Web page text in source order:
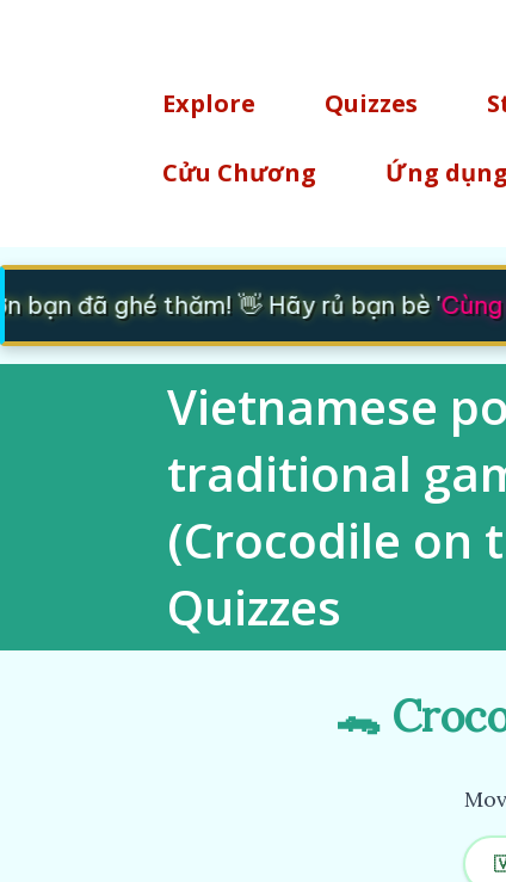
Explore
Quizzes
Cửu Chương Ứng dụng
bạn đã ghé thăm! 👋 Hãy rủ bạn bè 'Cùng
Vietnamese
traditional
(Crocodile on
Quizzes
🐊